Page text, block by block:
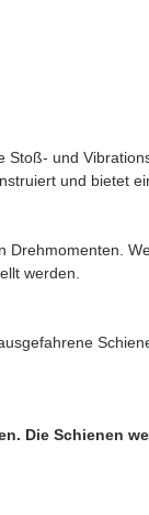
und
und bietet
werden.
Die Schienen